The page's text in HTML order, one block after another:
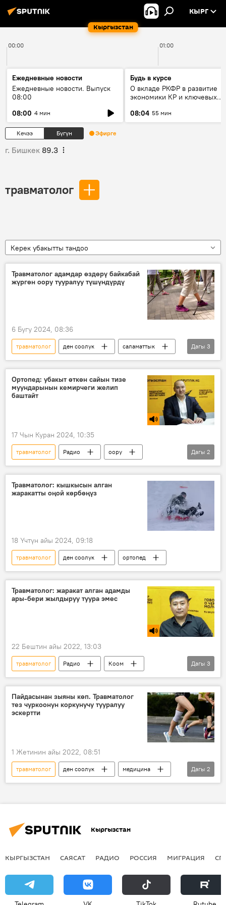
Кыргызстан
КЫРГ
00:00 01:00
Ежедневные новости
Ежедневные новости. Выпуск
08:00
08:00 4 мин
Будь в курсе
О вкладе РКФР в развитие
экономики КР и ключевых
08:04 55 мин
Кечээ Бүгүн Эфирге
г. Бишкек 89.3
травматолог
Керек убакытты тандоо
Травматолог адамдар өздөрү байкабай
жүргөн оору тууралуу түшүндүрдү
6 Бугу 2024, 08:36
травматолог ден соолук
саламаттык
бут
оору кеңеш
Дагы 3
Ортопед: убакыт өткөн сайын тизе
муундарынын кемирчеги желип
баштайт
17 Чын Куран 2024, 10:35
травматолог Радио
оору
Жантай Шамбетов
ортопедия
Дагы 2
Травматолог: кышкысын алган
жаракатты оңой көрбөңүз
18 Үчтүн айы 2024, 09:18
травматолог ден соолук ортопед
Травматолог: жаракат алган адамды
ары-бери жылдыруу туура эмес
22 Бештин айы 2022, 13:03
травматолог Радио
Коом
медицина
кыш коопсуздук
Дагы 3
Пайдасынан зыяны көп. Травматолог
тез чуркоонун коркунучу тууралуу
эскертти
1 Жетинин айы 2022, 08:51
травматолог ден соолук
медицина
Спорт
чуркоо
Дагы 2
Кыргызстан
КЫРГЫЗСТАН САЯСАТ РАДИО РОССИЯ МИГРАЦИЯ